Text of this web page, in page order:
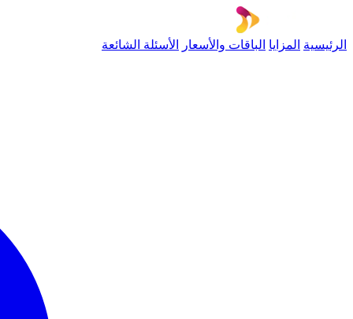
الرئيسية المزايا الباقات والأسعار الأسئلة الشائعة